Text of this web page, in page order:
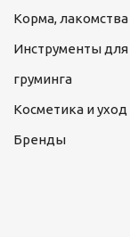
Корма, лакомства
Инструменты для
груминга
Косметика и уход
Бренды